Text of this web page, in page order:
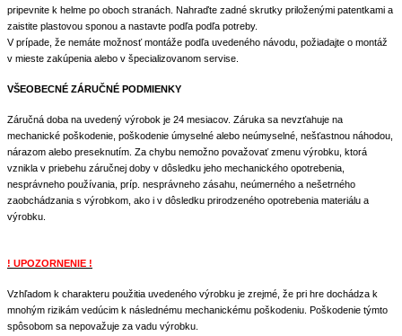
pripevnite k helme po oboch stranách. Nahraďte zadné skrutky priloženými patentkami a
zaistite plastovou sponou a nastavte podľa podľa potreby.
V prípade, že nemáte možnosť montáže podľa uvedeného návodu, požiadajte o montáž
v mieste zakúpenia alebo v špecializovanom servise.
VŠEOBECNÉ ZÁRUČNÉ PODMIENKY
Záručná doba na uvedený výrobok je 24 mesiacov. Záruka sa nevzťahuje na
mechanické poškodenie, poškodenie úmyselné alebo neúmyselné, nešťastnou náhodou,
nárazom alebo preseknutím. Za chybu nemožno považovať zmenu výrobku, ktorá
vznikla v priebehu záručnej doby v dôsledku jeho mechanického opotrebenia,
nesprávneho používania, príp. nesprávneho zásahu, neúmerného a nešetrného
zaobchádzania s výrobkom, ako i v dôsledku prirodzeného opotrebenia materiálu a
výrobku.
! UPOZORNENIE !
Vzhľadom k charakteru použitia uvedeného výrobku je zrejmé, že pri hre dochádza k
mnohým rizikám vedúcim k následnému mechanickému poškodeniu. Poškodenie týmto
spôsobom sa nepovažuje za vadu výrobku.